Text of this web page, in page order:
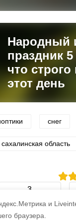
и
браузера.
Народный
праздник
что
этот день
снег
сахалинская область
3